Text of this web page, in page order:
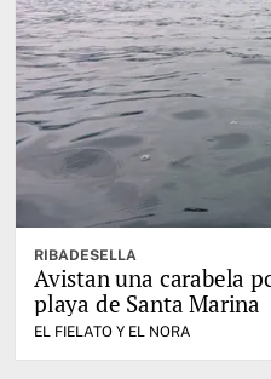
RIBADESELLA
Avistan una carabela
playa de Santa Marina
EL FIELATO Y EL NORA